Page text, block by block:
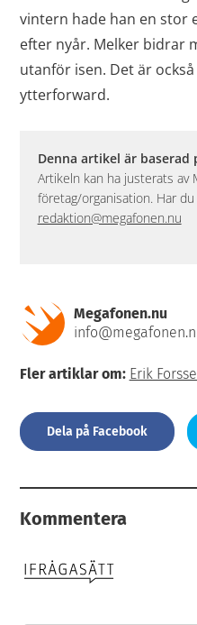
vintern hade han en stor
efter nyår. Melker bidrar
utanför isen. Det är
ytterforward.
Denna artikel är baserad
Artikeln kan ha justerats av
företag/organisation. Har
redaktion@megafonen.nu
Megafonen.nu
Fler artiklar om: Erik
Dela på Facebook
Kommentera